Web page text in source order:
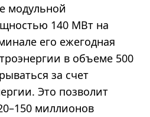
модульной
140 МВт на
его ежегодная
в объеме 500
за счет
Это позволит
миллионов